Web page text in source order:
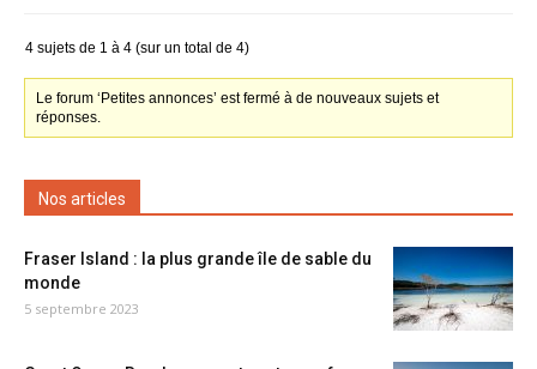
4 sujets de 1 à 4 (sur un total de 4)
Le forum ‘Petites annonces’ est fermé à de nouveaux sujets et
réponses.
Nos articles
Fraser Island : la plus grande île de sable du
monde
5 septembre 2023